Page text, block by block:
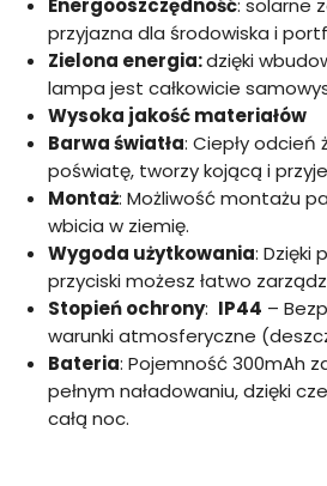
Energooszczędność: solarne
przyjazna dla środowiska i
Zielona energia:dzięki
lampa jest całkowicie
Wysoka jakość materiałów
Barwa światła: Ciepły odcień
poświatę, tworzy kojącą i
Montaż: Możliwość montażu
wbicia w ziemię.
Wygoda użytkowania: Dzięki
przyciski możesz łatwo
Stopień ochrony: IP44 –
warunki atmosferyczne
Bateria: Pojemność 300mAh
pełnym naładowaniu, dzięki
całą noc.